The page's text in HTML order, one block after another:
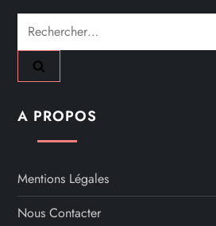
Rechercher :
A PROPOS
Mentions Légales
Nous Contacter